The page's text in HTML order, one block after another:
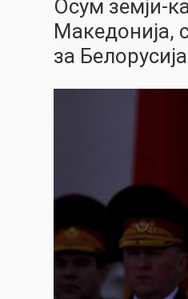
Осум земји-
Македонија,
за Белорусија